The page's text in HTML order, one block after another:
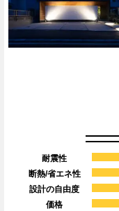
耐震性
断熱/省エネ性
設計の自由度
価格